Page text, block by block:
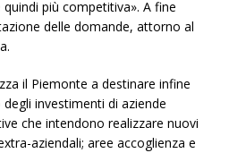
più competitiva». A fine
delle domande, attorno al
il Piemonte a destinare infine
investimenti di aziende
che intendono realizzare nuovi
aziendali; aree accoglienza e